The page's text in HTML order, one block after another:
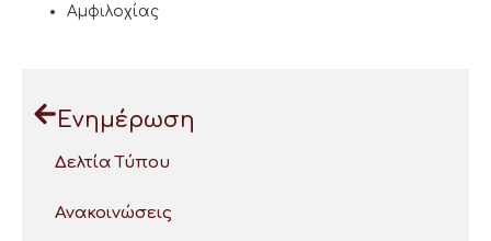
Αμφιλοχίας
Ενημέρωση
Δελτία Τύπου
Ανακοινώσεις